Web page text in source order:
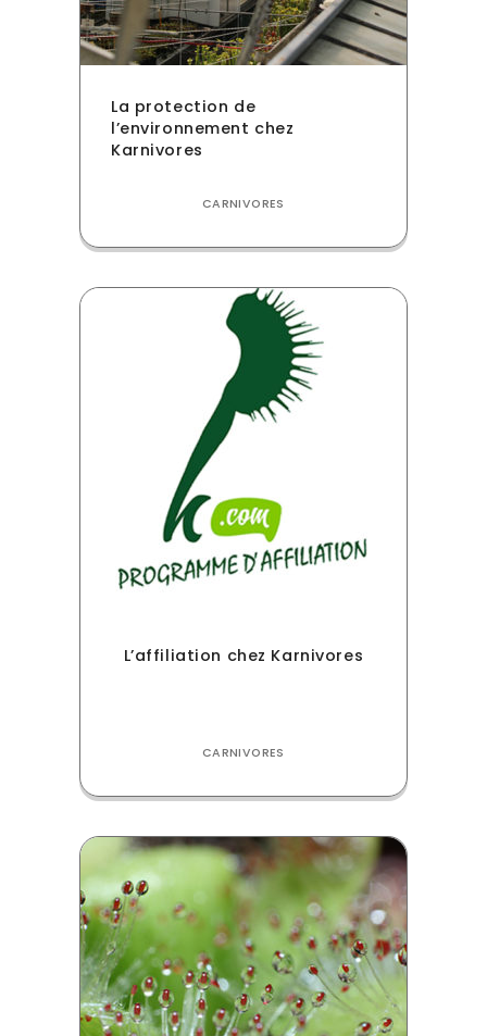
La protection de
l’environnement chez
Karnivores
CARNIVORES
L’affiliation chez Karnivores
CARNIVORES